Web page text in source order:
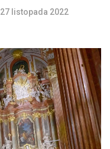
27 listopada 2022